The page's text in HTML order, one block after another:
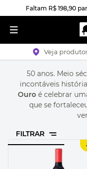
Faltam R$ 198,90
Veja
50 anos. Meio
incontáveis
Ouro é celebrar
que se
FILTRAR